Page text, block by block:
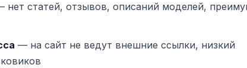
нет статей, отзывов, описаний моделей,
— на сайт не ведут внешние ссылки, низкий